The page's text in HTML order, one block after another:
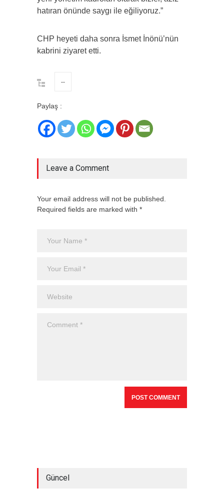
hatıran önünde saygı ile eğiliyoruz.”
CHP heyeti daha sonra İsmet İnönü’nün
kabrini ziyaret etti.
--
Paylaş :
Leave a Comment
Your email address will not be published.
Required fields are marked with *
Güncel